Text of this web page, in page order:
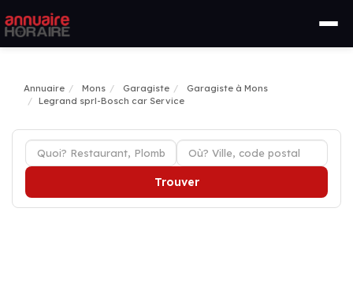
Annuaire Mons Garagiste
Garagiste à Mons
Legrand sprl-Bosch car Service
Trouver